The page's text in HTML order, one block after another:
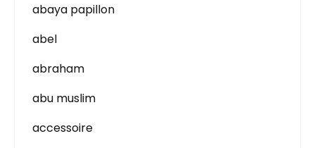
abaya papillon
abel
abraham
abu muslim
accessoire